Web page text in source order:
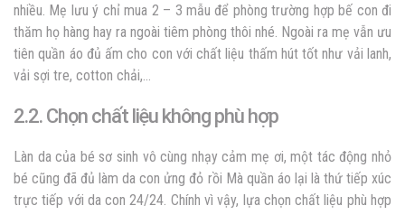
nhiều. Mẹ lưu ý chỉ mua 2 – 3 mẫu để phòng trường hợp bế con đi
thăm họ hàng hay ra ngoài tiêm phòng thôi nhé. Ngoài ra mẹ vẫn ưu
tiên quần áo đủ ấm cho con với chất liệu thấm hút tốt như vải lanh,
vải sợi tre, cotton chải,…
2.2. Chọn chất liệu không phù hợp
Làn da của bé sơ sinh vô cùng nhạy cảm mẹ ơi, một tác động nhỏ
bé cũng đã đủ làm da con ửng đỏ rồi Mà quần áo lại là thứ tiếp xúc
trực tiếp với da con 24/24. Chính vì vậy, lựa chọn chất liệu phù hợp